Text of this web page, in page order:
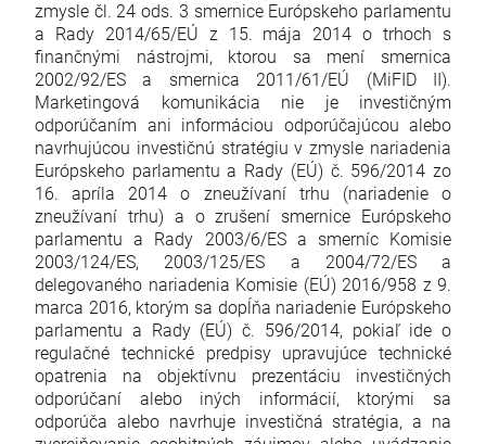
zmysle čl. 24 ods. 3 smernice Európskeho parlamentu
a Rady 2014/65/EÚ z 15. mája 2014 o trhoch s
finančnými nástrojmi, ktorou sa mení smernica
2002/92/ES a smernica 2011/61/EÚ (MiFID II).
Marketingová komunikácia nie je investičným
odporúčaním ani informáciou odporúčajúcou alebo
navrhujúcou investičnú stratégiu v zmysle nariadenia
Európskeho parlamentu a Rady (EÚ) č. 596/2014 zo
16. apríla 2014 o zneužívaní trhu (nariadenie o
zneužívaní trhu) a o zrušení smernice Európskeho
parlamentu a Rady 2003/6/ES a smerníc Komisie
2003/124/ES, 2003/125/ES a 2004/72/ES a
delegovaného nariadenia Komisie (EÚ) 2016/958 z 9.
marca 2016, ktorým sa dopĺňa nariadenie Európskeho
parlamentu a Rady (EÚ) č. 596/2014, pokiaľ ide o
regulačné technické predpisy upravujúce technické
opatrenia na objektívnu prezentáciu investičných
odporúčaní alebo iných informácií, ktorými sa
odporúča alebo navrhuje investičná stratégia, a na